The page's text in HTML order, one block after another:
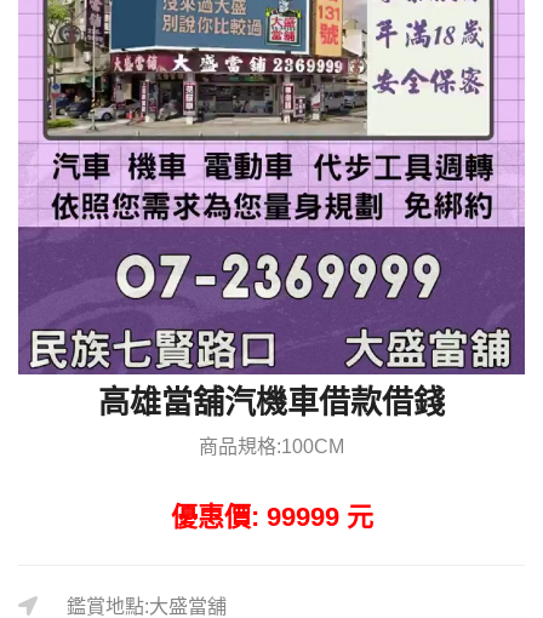
高雄當舖汽機車借款借錢
商品規格:100CM
優惠價: 99999 元
鑑賞地點:大盛當舖